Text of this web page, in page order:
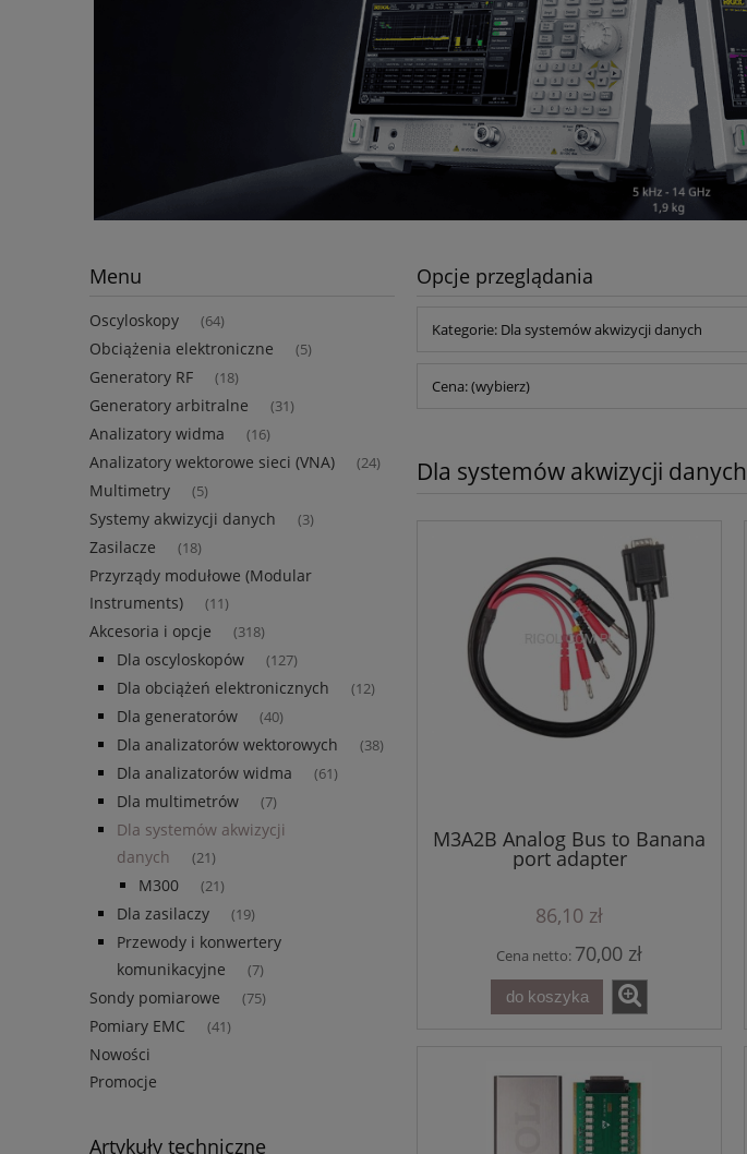
Menu
Oscyloskopy (64)
Obciążenia elektroniczne (5)
Generatory RF (18)
Generatory arbitralne (31)
Analizatory widma (16)
Analizatory wektorowe sieci (VNA) (24)
Multimetry (5)
Systemy akwizycji danych (3)
Zasilacze (18)
Przyrządy modułowe (Modular
Instruments)
(11)
Akcesoria i opcje (318)
Dla oscyloskopów (127)
Dla obciążeń elektronicznych (12)
Dla generatorów (40)
Dla analizatorów wektorowych (38)
Dla analizatorów widma (61)
Dla multimetrów (7)
Dla systemów akwizycji
danych
(21)
M300 (21)
Dla zasilaczy (19)
Przewody i konwertery
komunikacyjne
(7)
Sondy pomiarowe (75)
Pomiary EMC (41)
Nowości
Promocje
Artykuły techniczne
Opcje przeglądania
Kategorie: Dla systemów akwizycji danych
Cena: (wybierz)
Dla systemów akwizycji danych
M3A2B Analog Bus to Banana
port adapter
86,10 zł
Cena netto: 70,00 zł
do koszyka